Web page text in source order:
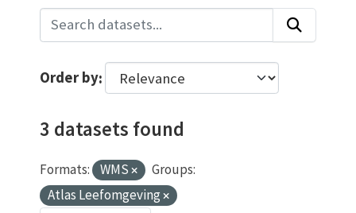
Order by
3 datasets found
Formats: WMS
Groups:
Atlas Leefomgeving